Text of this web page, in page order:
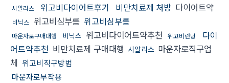
시알리스 위고비다이어트후기 비만치료제 처방 다이어트약
비닉스 위고비심부름 위고비심부름
마운자로구매대행 비닉스 위고비다이어트약추천 위고비런닝
다이
어트약추천 비만치료제 구매대행 시알리스 마운자로직구업
체 위고비직구방법
마운자로부작용